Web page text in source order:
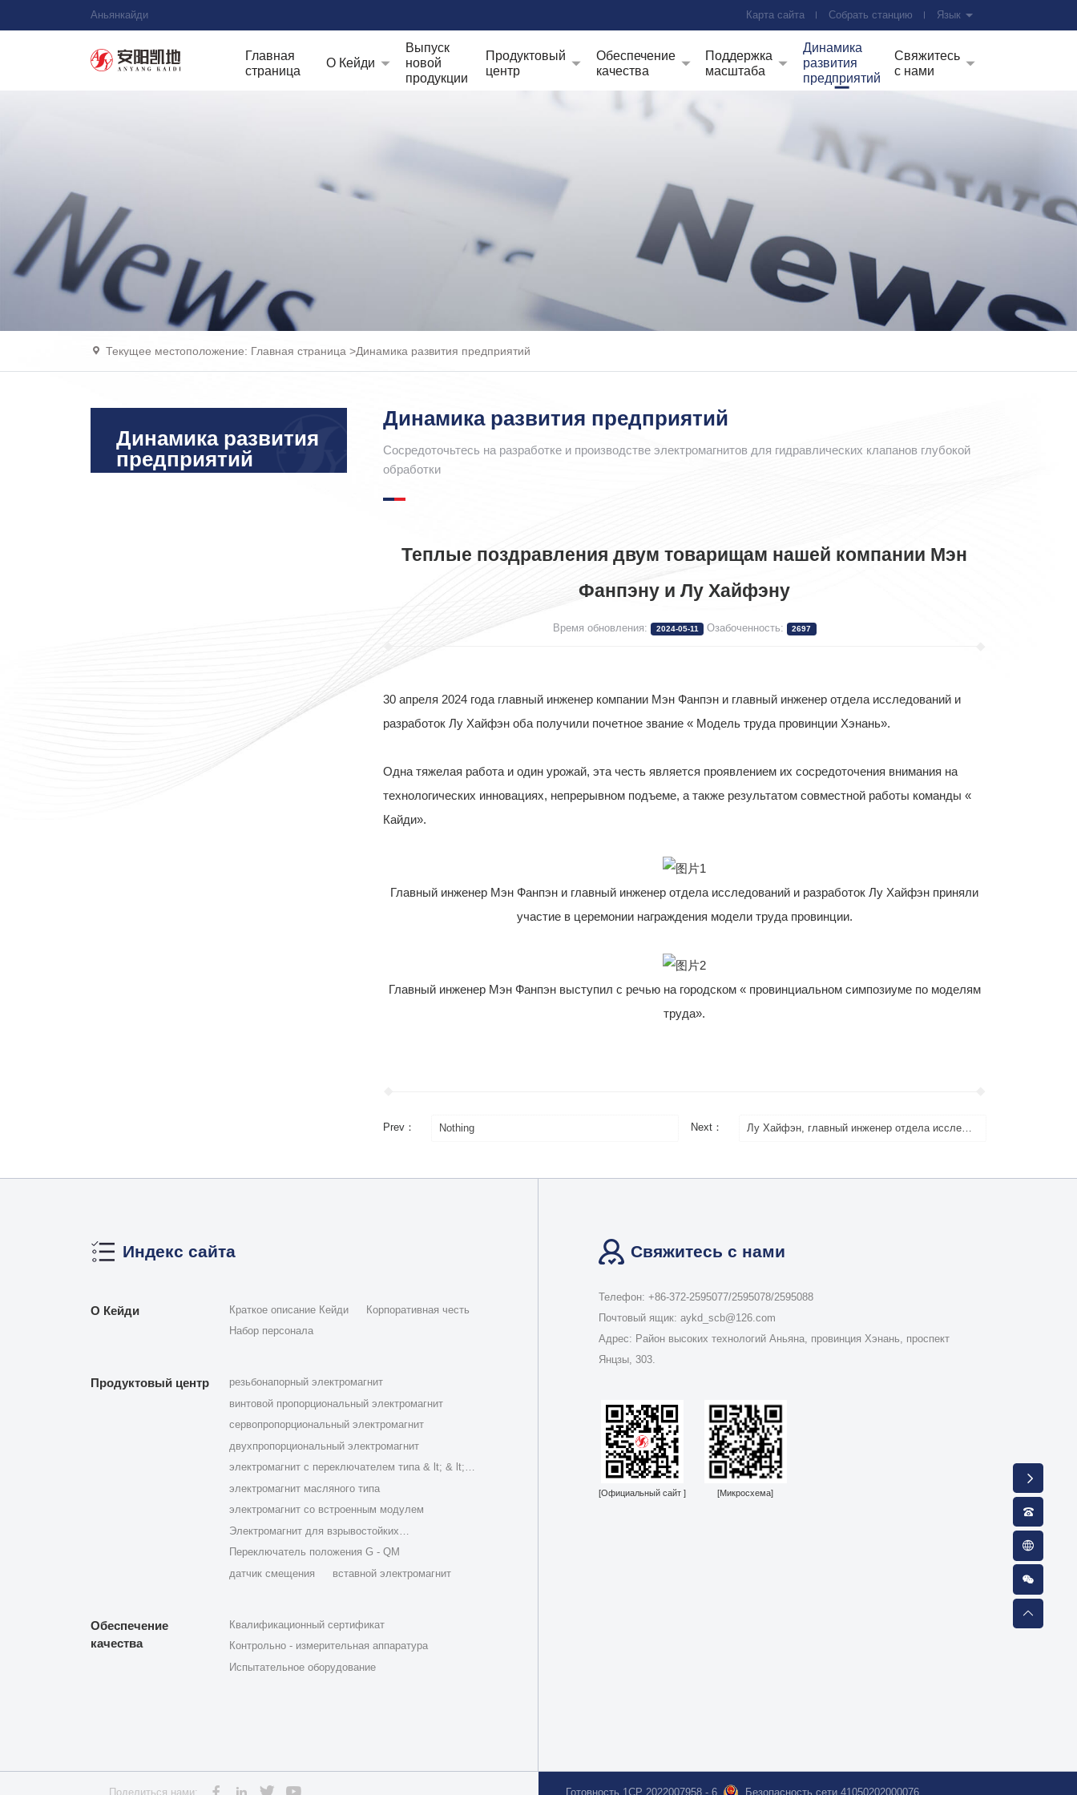
Аньянкайди Карта сайта Собрать станцию Язык
Главная
страница
О Кейди
Выпуск
новой
продукции
Продуктовый
центр
Обеспечение
качества
Поддержка
масштаба
Динамика
развития
предприятий
Свяжитесь
с нами
Текущее местоположение: Главная страница >Динамика развития предприятий
Динамика развития
предприятий
Динамика развития предприятий
Сосредоточьтесь на разработке и производстве электромагнитов для гидравлических клапанов глубокой
обработки
Теплые поздравления двум товарищам нашей компании Мэн
Фанпэну и Лу Хайфэну
Время обновления: 2024-05-11 Озабоченность: 2697
30 апреля 2024 года главный инженер компании Мэн Фанпэн и главный инженер отдела исследований и
разработок Лу Хайфэн оба получили почетное звание « Модель труда провинции Хэнань».
Одна тяжелая работа и один урожай, эта честь является проявлением их сосредоточения внимания на
технологических инновациях, непрерывном подъеме, а также результатом совместной работы команды «
Кайди».
Главный инженер Мэн Фанпэн и главный инженер отдела исследований и разработок Лу Хайфэн приняли
участие в церемонии награждения модели труда провинции.
Главный инженер Мэн Фанпэн выступил с речью на городском « провинциальном симпозиуме по моделям
труда».
Prev： Nothing Next： Лу Хайфэн, главный инженер отдела исследований и разработок, выиграл десятку лучших солдат провинции
Индекс сайта
О Кейди Краткое описание Кейди
Корпоративная честь
Набор персонала
Продуктовый центр
резьбонапорный электромагнит
винтовой пропорциональный электромагнит
сервопропорциональный электромагнит
двухпропорциональный электромагнит
электромагнит с переключателем типа & lt; & lt;
электромагнит масляного типа
электромагнит со встроенным модулем
Электромагнит для взрывостойких
гидравлических кла
Переключатель положения G - QM
датчик смещения
вставной электромагнит
Обеспечение
качества
Квалификационный сертификат
Контрольно - измерительная аппаратура
Испытательное оборудование
Свяжитесь с нами
Телефон: +86-372-2595077/2595078/2595088
Почтовый ящик: aykd_scb@126.com
Адрес: Район высоких технологий Аньяна, провинция Хэнань, проспект
Янцзы, 303.
[Официальный сайт ] [Микросхема]
Поделиться нами: Готовность 1CP 2022007958 - 6 Безопасность сети 41050202000076